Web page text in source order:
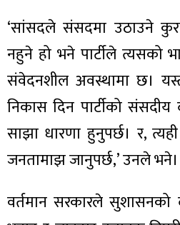
‘सांसदले संसदमा उठाउने
नहुने हो भने पार्टीले त्यसको
संवेदनशील अवस्थामा छ।
निकास दिन पार्टीको
साझा धारणा हुनुपर्छ। र,
जनतामाझ जानुपर्छ,’ उनले भने।
वर्तमान सरकारले सुशासनको